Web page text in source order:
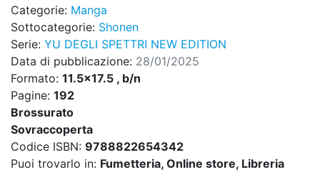
Categorie: Manga
Sottocategorie: Shonen
Serie: YU DEGLI SPETTRI NEW EDITION
Data di pubblicazione: 28/01/2025
Formato: 11.5x17.5 , b/n
Pagine: 192
Brossurato
Sovraccoperta
Codice ISBN: 9788822654342
Puoi trovarlo in: Fumetteria, Online store, Libreria